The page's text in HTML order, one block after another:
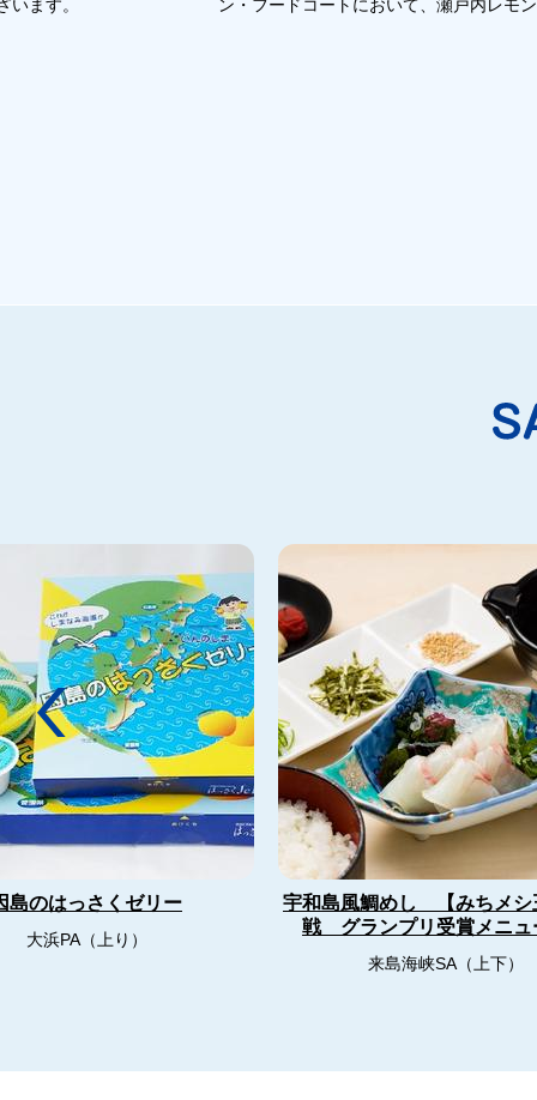
います。
ン・フードコートにおいて、瀬戸内レモン
島のはっさくゼリー
大浜PA（上り）
宇和島風鯛めし 【みちメシ
戦 グランプリ受賞メニ
来島海峡SA（上下）